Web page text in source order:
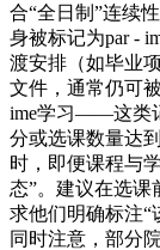
合“全日制”连续
身被标记为par -
渡安排（如毕业
文件，通常仍可
ime学习——这类
分或选课数量达
时，即便课程与
态”。建议在选
求他们明确标注“
同时注意，部分